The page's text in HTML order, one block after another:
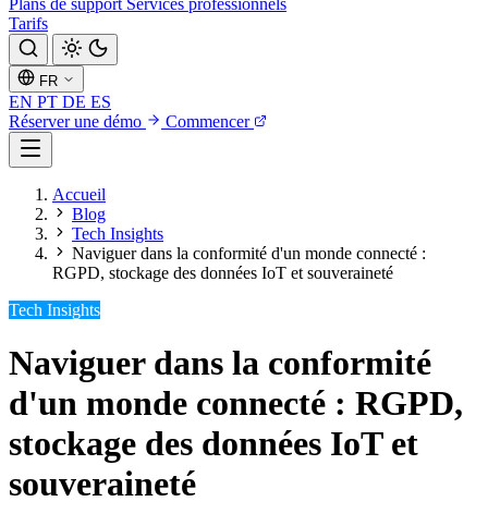
Plans de support Services professionnels
Tarifs
FR
EN PT DE ES
Réserver une démo
Commencer
Accueil
Blog
Tech Insights
Naviguer dans la conformité d'un monde connecté :
RGPD, stockage des données IoT et souveraineté
Tech Insights
Naviguer dans la conformité
d'un monde connecté : RGPD,
stockage des données IoT et
souveraineté